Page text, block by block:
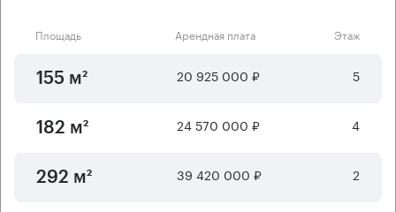
Площадь Арендная плата Этаж
155 м² 20 925 000 ₽ 5
182 м² 24 570 000 ₽ 4
292 м² 39 420 000 ₽ 2